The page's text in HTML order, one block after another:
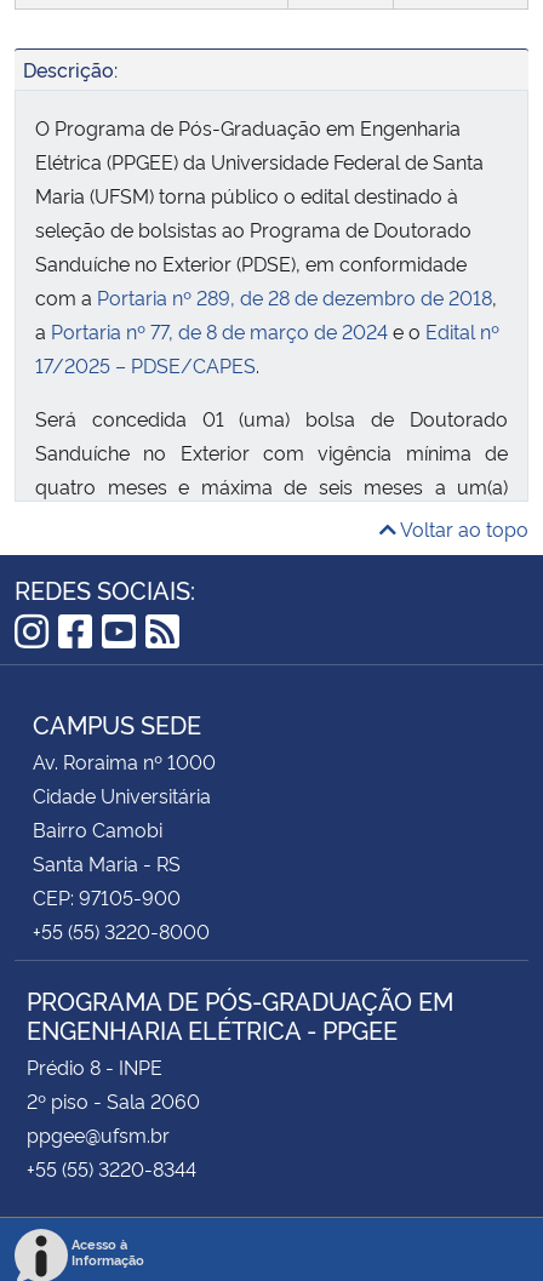
Descrição:
O Programa de Pós-Graduação em Engenharia
Elétrica (PPGEE) da Universidade Federal de Santa
Maria (UFSM) torna público o edital destinado à
seleção de bolsistas ao Programa de Doutorado
Sanduíche no Exterior (PDSE), em conformidade
com a Portaria nº 289, de 28 de dezembro de 2018,
a Portaria nº 77, de 8 de março de 2024e o Edital nº
17/2025 – PDSE/CAPES.
Será concedida 01 (uma) bolsa de Doutorado
Sanduíche no Exterior com vigência mínima de
quatro meses e máxima de seis meses a um(a)
discente de doutorado do PPGEE, de acordo com
os requisitos descritos no edital. O início das
atividades no exterior deve ser entre janeiro e
fevereiro de 2026.
Para informações sobre o Programa de Doutorado
Sanduíche no Exterior e do Edital n. 17/2025 –
Programa Institucional de Doutorado Sanduíche no
Exterior (PDSE), clique
Voltar ao topo
REDES SOCIAIS:
Instagram
Facebook
YouTube
RSS
CAMPUS SEDE
Av. Roraima nº 1000
Cidade Universitária
Bairro Camobi
Santa Maria - RS
CEP: 97105-900
+55 (55) 3220-8000
PROGRAMA DE PÓS-GRADUAÇÃO EM
ENGENHARIA ELÉTRICA - PPGEE
Prédio 8 - INPE
2º piso - Sala 2060
ppgee@ufsm.br
+55 (55) 3220-8344
Acesso à
Informação